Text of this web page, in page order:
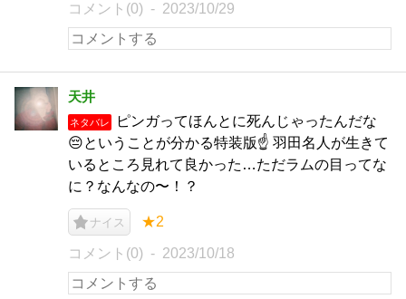
コメント(0) 2023/10/29
天井
ネタバレ
ピンガってほんとに死んじゃったんだな
😔ということが分かる特装版☝️ 羽田名人が生きて
いるところ見れて良かった…ただラムの目ってな
に？なんなの〜！？
ナイス ★2
コメント(0) 2023/10/18